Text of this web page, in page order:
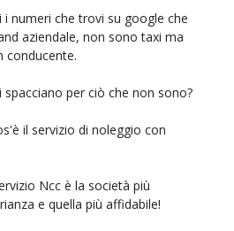
numeri che trovi su google che
aziendale, non sono taxi ma
conducente.
per ciò che non sono?
il servizio di noleggio con
Ncc è la società più
e quella più affidabile!